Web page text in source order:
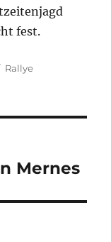
fest.
Schlagwörter
Rallye
Mernes